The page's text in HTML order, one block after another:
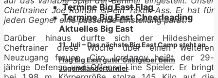
Termine Big East Flag
Termine Big East Cheerleading
Aktuelles Big East
11. Juli – Das nächste Big East Camp steht an
Flag Big East guter Gastgeber beim
Jugendländerturnier
Cheftrainer Joe Roman ist ein Taktik-Ass. Er hat für
jeden Gegner eine passende Einstellung parat.“
Darüber hinaus durfte sich der Hildesheimer
Cheftrainer diese Woche über einen weiteren
Neuzugang freuen. Ciro Jordanov heißt der 29-
jährige Defense-und Offense-Line Spieler. Er bringt